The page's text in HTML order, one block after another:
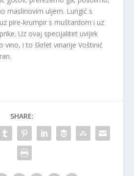
maslinovim uljem. Lungić s
pire-krumpir s muštardom i uz
Uz ovaj specijalitet uvijek
vino, i to škrlet vinarije Voštinić
SHARE: